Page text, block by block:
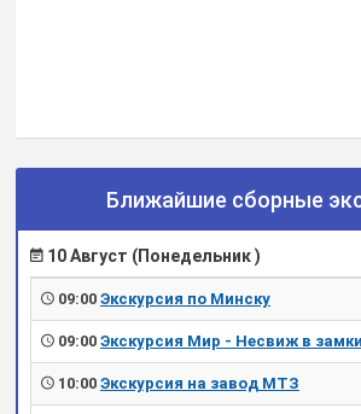
Ближайшие сборные
10 Август (Понедельник )
09:00 Экскурсия по Минску
09:00 Экскурсия Мир - Несвиж в замки
10:00 Экскурсия на завод МТЗ